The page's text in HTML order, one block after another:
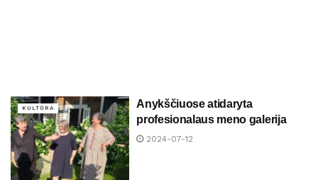
KULTŪRA
Anykščiuose atidaryta
profesionalaus meno galerija
2024-07-12